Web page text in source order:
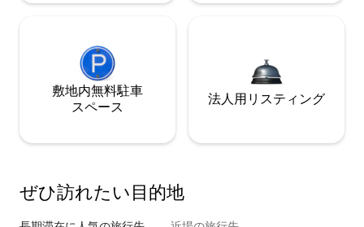
敷地内無料駐⁠車
ス⁠ペ⁠ー⁠ス
法人用リスティング
ぜひ訪⁠れ⁠た⁠い目⁠的⁠地